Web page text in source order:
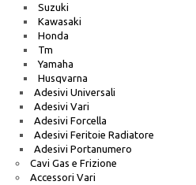
Suzuki
Kawasaki
Honda
Tm
Yamaha
Husqvarna
Adesivi Universali
Adesivi Vari
Adesivi Forcella
Adesivi Feritoie Radiatore
Adesivi Portanumero
Cavi Gas e Frizione
Accessori Vari